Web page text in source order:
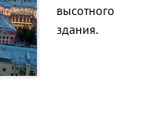
высотного
здания.